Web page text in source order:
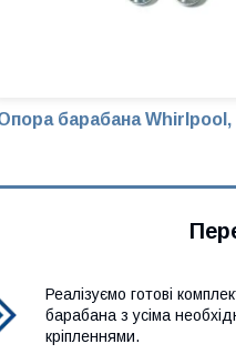
барабана Whirlpool,
Реалізуємо готові
барабана з усіма
кріпленнями.